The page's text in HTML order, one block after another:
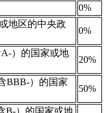
0%
地区的中央政
0%
）的国家或地
20%
BBB-）的国家
50%
B-）的国家或地